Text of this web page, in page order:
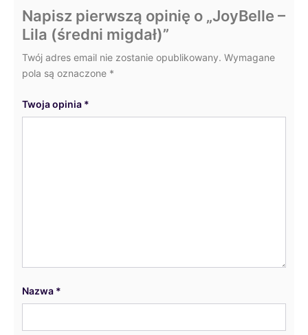
Napisz pierwszą opinię o „JoyBelle –
Lila (średni migdał)”
Twój adres email nie zostanie opublikowany. Wymagane
pola są oznaczone *
Twoja opinia *
Nazwa *